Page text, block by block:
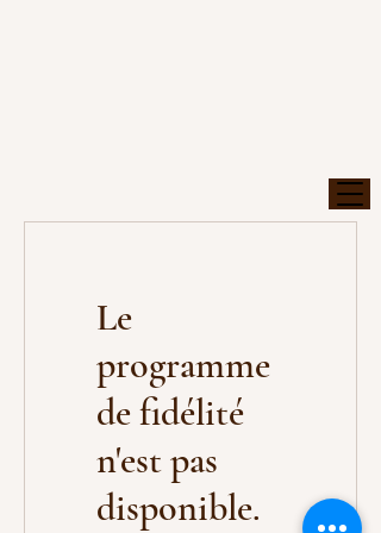
Le
programme
de fidélité
n'est pas
disponible.